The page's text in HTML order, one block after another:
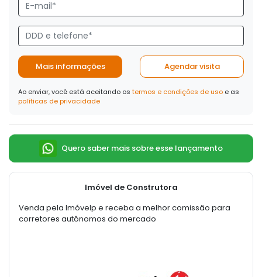
Mais informações Agendar visita
Ao enviar, você está aceitando os termos e condições de uso e as
políticas de privacidade
Quero saber mais sobre esse lançamento
Imóvel de Construtora
Venda pela Imóvelp e receba a melhor comissão para
corretores autônomos do mercado